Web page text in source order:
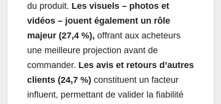
du produit. Les visuels – photos et
vidéos – jouent également un rôle
majeur (27,4 %), offrant aux acheteurs
une meilleure projection avant de
commander. Les avis et retours d’autres
clients (24,7 %) constituent un facteur
influent, permettant de valider la fiabilité